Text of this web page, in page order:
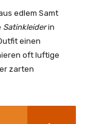
edlem Samt
Satinkleiderin
einen
oft luftige
zarten